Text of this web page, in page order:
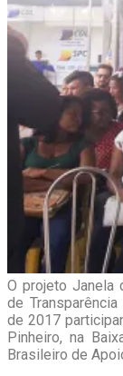
O projeto Janela
de
de 2017
Pinheiro, na
Brasileiro de